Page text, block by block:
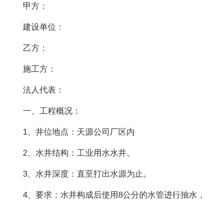
甲方：
建设单位：
乙方：
施工方：
法人代表：
一、工程概况：
1、井位地点：天源公司厂区内
2、水井结构：工业用水水井。
3、水井深度：直至打出水源为止。
4、要求：水井构成后使用8公分的水管进行抽水，